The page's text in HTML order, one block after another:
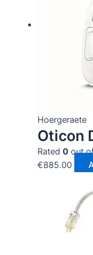
Hoergeraete
Oticon
Rated 0out
€885.00